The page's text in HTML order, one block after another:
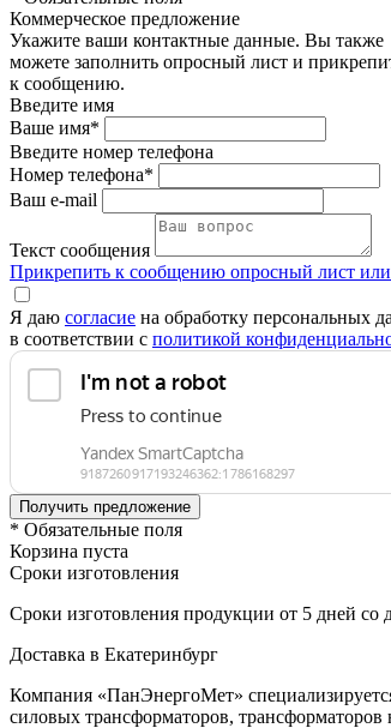
Коммерческое предложение
Укажите ваши контактные данные. Вы также
можете заполнить опросный лист и
к сообщению.
Введите имя
Ваше имя*
Введите номер телефона
Номер телефона*
Ваш e-mail
Текст сообщения
Прикрепить к сообщению опросный лист
Я даю согласие на обработку персональных
в соответствии с политикой
* Обязательные поля
Корзина пуста
Сроки изготовления
Сроки изготовления продукции от 5 дней со
Доставка в Екатеринбург
Компания «ПанЭнергоМет»
силовых трансформаторов, трансформаторов